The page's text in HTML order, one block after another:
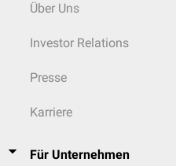
Über Uns
Investor Relations
Presse
Karriere
Für Unternehmen